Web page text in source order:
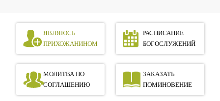
ЯВЛЯЮСЬ
ПРИХОЖАНИНОМ
РАСПИСАНИЕ
БОГОСЛУЖЕНИЙ
МОЛИТВА ПО
СОГЛАШЕНИЮ
ЗАКАЗАТЬ
ПОМИНОВЕНИЕ